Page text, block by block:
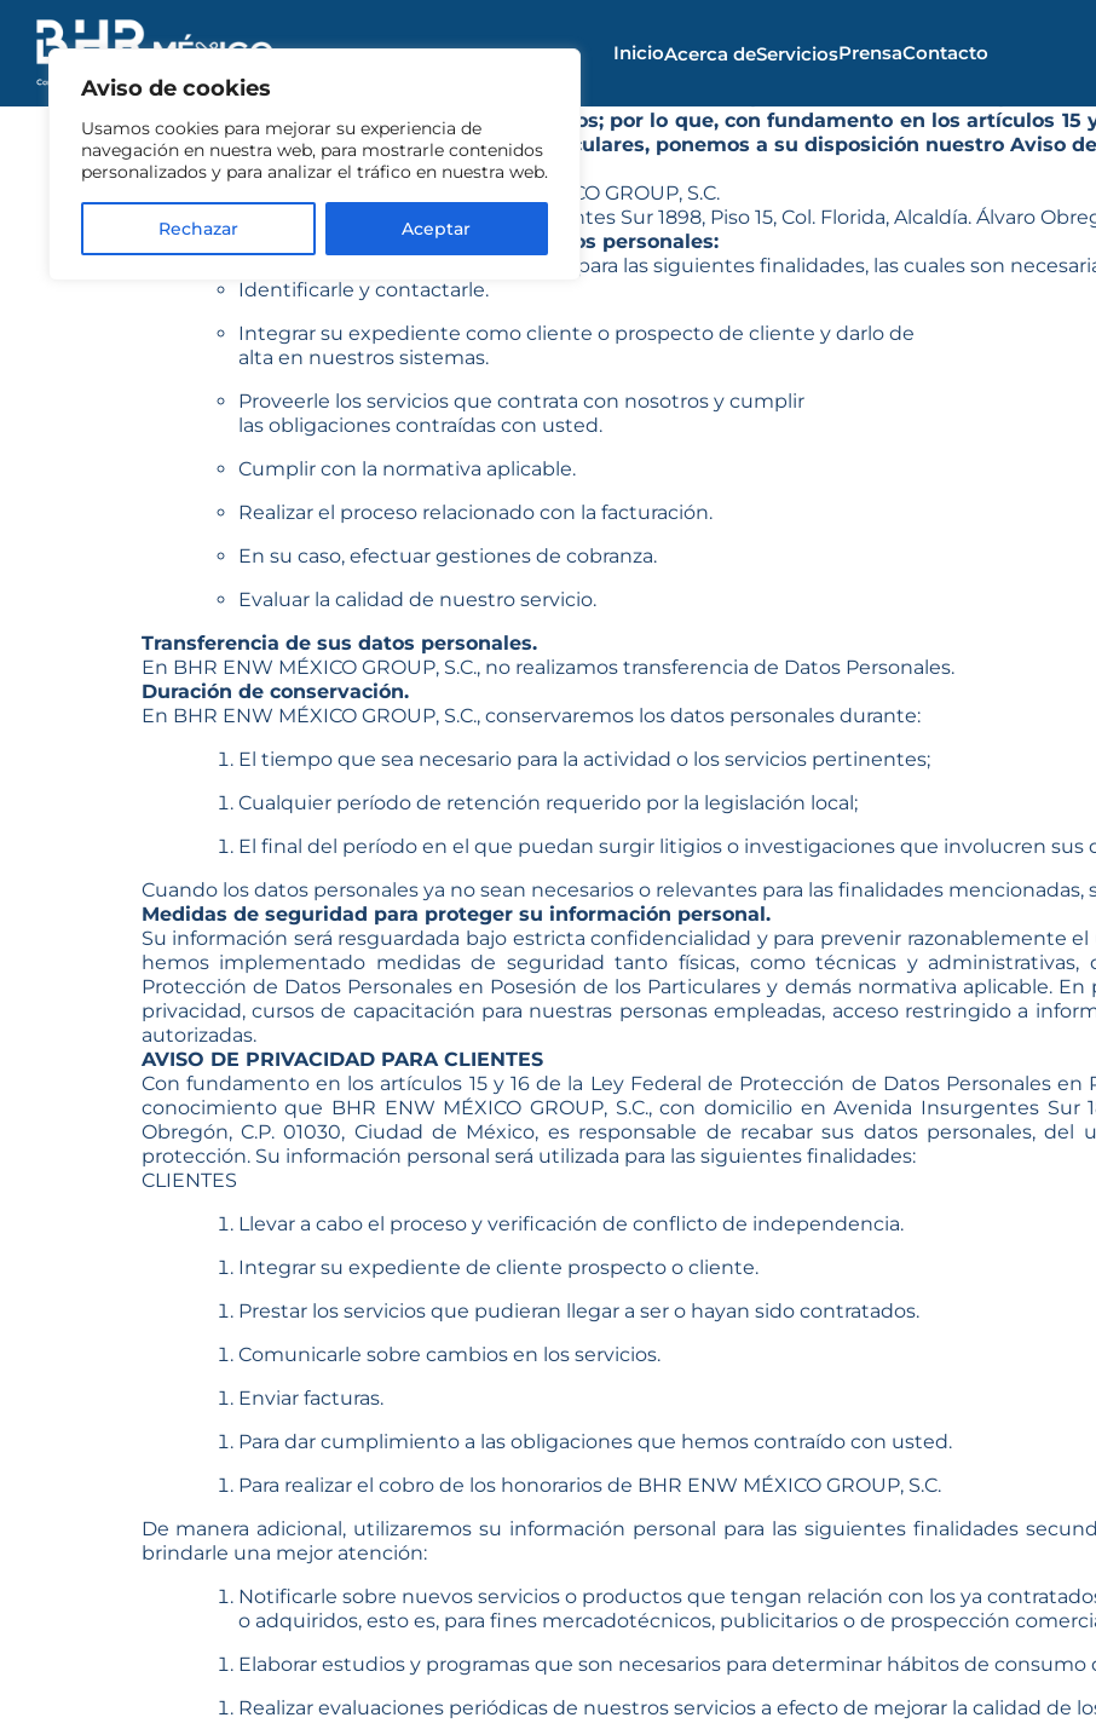
Aviso de cookies
Usamos cookies para mejorar su experiencia de
navegación en nuestra web, para mostrarle contenidos
personalizados y para analizar el tráfico en nuestra web.
Rechazar Aceptar
InicioAcerca deServiciosPrensaContacto
Aviso de Privacidad
Última modificación:
BHR ENW MÉXICO GROUP, S.C. está comprometido con la protección de los datos
profesionales, socios, proveedores y terceros; por lo que, con fundamento en los artículos 15
Datos Personales en Posesión de los Particulares, ponemos a su disposición nuestro Aviso
: BHR ENW MÉXICO GROUP, S.C.
Domicilio del responsable : Avenida Insurgentes Sur 1898, Piso 15, Col. Florida, Alcaldía. Álvaro
Finalidades para el tratamiento de sus datos personales:
Su información será utilizada principalmente para las siguientes finalidades, las cuales son
Identificarle y contactarle.
Integrar su expediente como cliente o prospecto de cliente y darlo de
alta en nuestros sistemas.
Proveerle los servicios que contrata con nosotros y cumplir
las obligaciones contraídas con usted.
Cumplir con la normativa aplicable.
Realizar el proceso relacionado con la facturación.
En su caso, efectuar gestiones de cobranza.
Evaluar la calidad de nuestro servicio.
Transferencia de sus datos personales.
En BHR ENW MÉXICO GROUP, S.C., no realizamos transferencia de Datos Personales.
Duración de conservación.
En BHR ENW MÉXICO GROUP, S.C., conservaremos los datos personales durante:
El tiempo que sea necesario para la actividad o los servicios pertinentes;
Cualquier período de retención requerido por la legislación local;
El final del período en el que puedan surgir litigios o investigaciones que involucren sus
Cuando los datos personales ya no sean necesarios o relevantes para las finalidades mencionadas,
Medidas de seguridad para proteger su información personal.
Su información será resguardada bajo estricta confidencialidad y para prevenir razonablemente
hemos implementado medidas de seguridad tanto físicas, como técnicas y
Protección de Datos Personales en Posesión de los Particulares y demás normativa aplicable.
privacidad, cursos de capacitación para nuestras personas empleadas, acceso restringido a
autorizadas.
AVISO DE PRIVACIDAD PARA CLIENTES
Con fundamento en los artículos 15 y 16 de la Ley Federal de Protección de Datos Personales
conocimiento que BHR ENW MÉXICO GROUP, S.C., con domicilio en Avenida Insurgentes Sur
Obregón, C.P. 01030, Ciudad de México, es responsable de recabar sus datos personales,
protección. Su información personal será utilizada para las siguientes finalidades:
CLIENTES
Llevar a cabo el proceso y verificación de conflicto de independencia.
Integrar su expediente de cliente prospecto o cliente.
Prestar los servicios que pudieran llegar a ser o hayan sido contratados.
Comunicarle sobre cambios en los servicios.
Enviar facturas.
Para dar cumplimiento a las obligaciones que hemos contraído con usted.
Para realizar el cobro de los honorarios de BHR ENW MÉXICO GROUP, S.C.
De manera adicional, utilizaremos su información personal para las siguientes finalidades
brindarle una mejor atención:
Notificarle sobre nuevos servicios o productos que tengan relación con los ya
o adquiridos, esto es, para fines mercadotécnicos, publicitarios o de prospección
Elaborar estudios y programas que son necesarios para determinar hábitos de consumo
Realizar evaluaciones periódicas de nuestros servicios a efecto de mejorar la calidad de